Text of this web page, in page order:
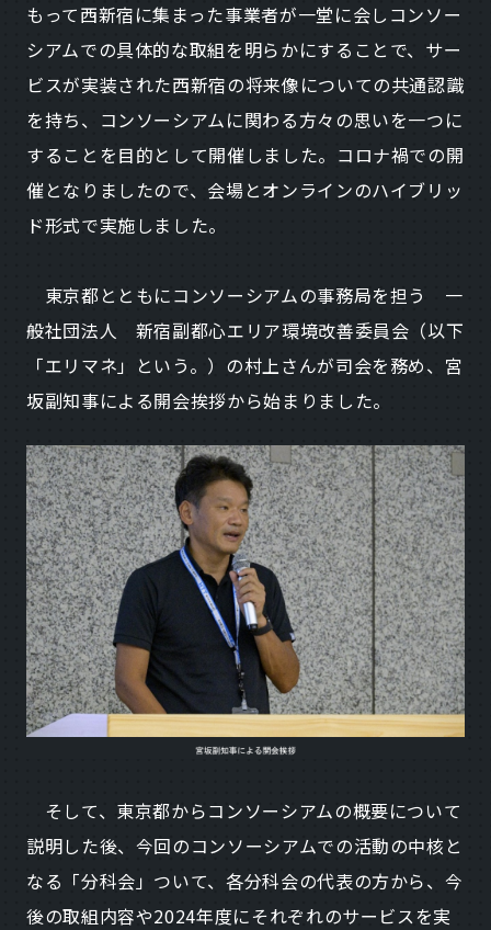
もって西新宿に集まった事業者が一堂に会しコンソー
シアムでの具体的な取組を明らかにすることで、サー
ビスが実装された西新宿の将来像についての共通認識
を持ち、コンソーシアムに関わる方々の思いを一つに
することを目的として開催しました。コロナ禍での開
催となりましたので、会場とオンラインのハイブリッ
ド形式で実施しました。
東京都とともにコンソーシアムの事務局を担う 一
般社団法人 新宿副都心エリア環境改善委員会（以下
「エリマネ」という。）の村上さんが司会を務め、宮
坂副知事による開会挨拶から始まりました。
そして、東京都からコンソーシアムの概要について
説明した後、今回のコンソーシアムでの活動の中核と
なる「分科会」ついて、各分科会の代表の方から、今
後の取組内容や2024年度にそれぞれのサービスを実